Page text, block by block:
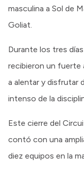
masculina a Sol de
Goliat.
Durante los tres
recibieron un fuerte
a alentar y disfrutar
intenso de la
Este cierre del
contó con una
diez equipos en la